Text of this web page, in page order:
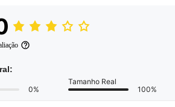
0%
Tamanho Real
100%